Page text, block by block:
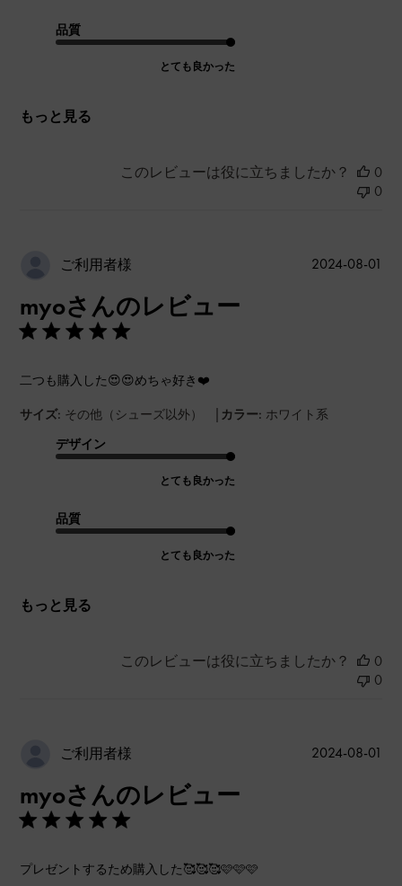
品質
とても良かった
もっと見る
このレビューは役に立ちましたか？
0
0
ご利用者様
myoさんのレビュー
二つも購入した😍😍めちゃ好き❤️
サイズ: その他（シューズ以外） | カラー: ホワイト系
デザイン
とても良かった
品質
とても良かった
もっと見る
2024-08-01
このレビューは役に立ちましたか？
0
0
ご利用者様
myoさんのレビュー
プレゼントするため購入した🥰🥰🥰🩷🩷🩷
2024-08-01